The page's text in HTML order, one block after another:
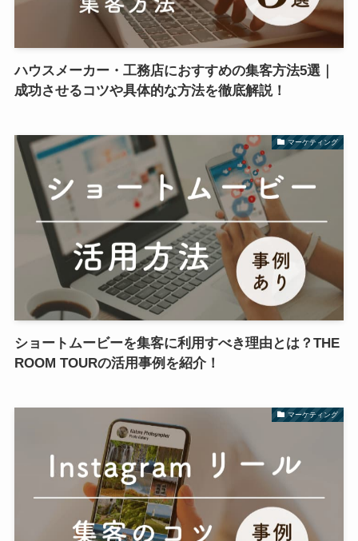
ハウスメーカー・工務店におすすめの集客方法5選｜
成功させるコツや具体的な方法を徹底解説！
マーケティング
ショートムービーを集客に利用すべき理由とは？THE
ROOM TOURの活用事例を紹介！
マーケティング